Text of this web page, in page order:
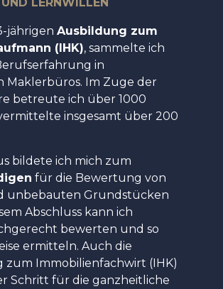
jährigen Ausbildung zum
(IHK), sammelte ich
in
Maklerbüros. Im Zuge der
betreute ich über 1000
insgesamt über 200
bildete ich mich zum
für die Bewertung von
unbebauten Grundstücken
Abschluss kann ich
bewerten und so
ermitteln. Auch die
Immobilienfachwirt (IHK)
Schritt für die ganzheitliche